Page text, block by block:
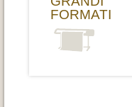
FORMATI